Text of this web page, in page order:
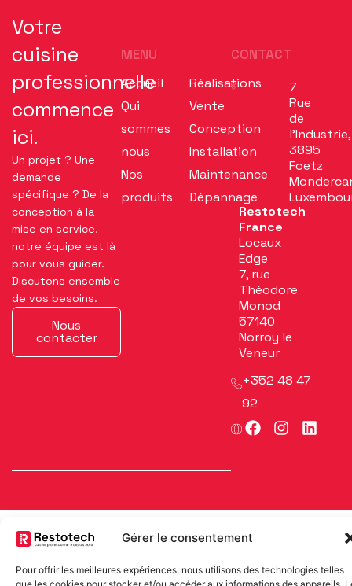
Gérer le consentement
Pour offrir les meilleures expériences, nous utilisons des technologies telles
Votre
cuisine
professionnelle
commence
ici.
Un projet ? Une
demande
spécifique ? De la
conception à la
mise en service,
notre équipe est là
pour vous guider.
Discutons ensemble
de vos besoins.
Nous
contacter
MENU
Accueil
Qui
sommes
nous
Nos
produits
Réalisations
Vente
Conception
Installation
Maintenance
Dépannage
CONTACT
7
Rue
de
l’Industrie,
3895
Foetz
Restotech
France
Locaux
Edge
7, rue
Théodore
Monod
57140
Norroy le
Veneur
+352 48 47
92
F
a
k
I
n
L
i
Mentions légales